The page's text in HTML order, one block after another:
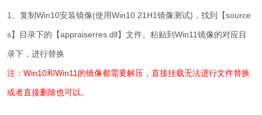
1 、复制Win10安装镜像(使用Win10 21H1镜像测试)，找到【source
s】目录下的【appraiserres.dll】文件。粘贴到Win11镜像的对应目
录下，进行替换
注：Win10和Win11的镜像都需要解压，直接挂载无法进行文件替换
或者直接删除也可以。